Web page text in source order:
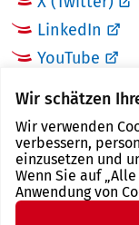
Wir schätzen
Wir verwenden
verbessern,
einzusetzen und
Wenn Sie auf
Anwendung von
LinkedIn
YouTube
LINKS
Landkreis
Freistaat